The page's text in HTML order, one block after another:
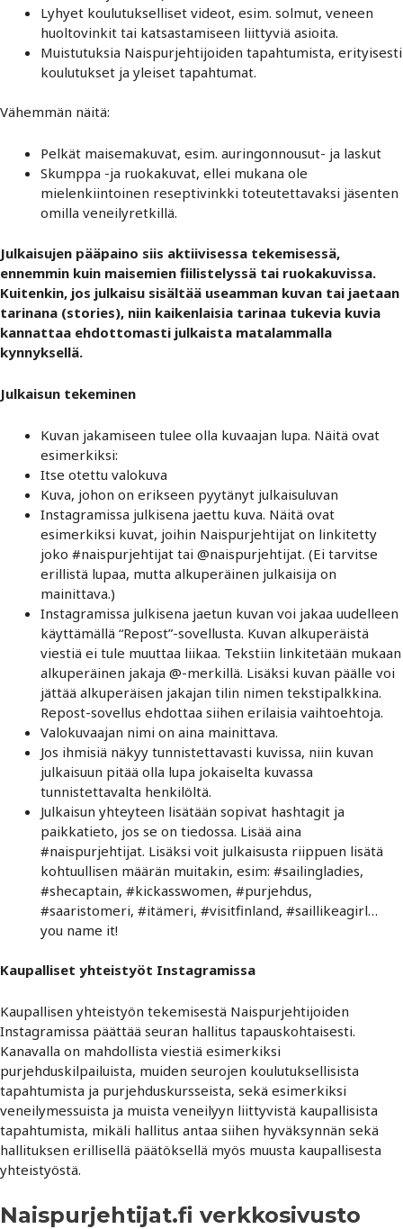
Lyhyet koulutukselliset videot, esim. solmut, veneen
huoltovinkit tai katsastamiseen liittyviä asioita.
Muistutuksia Naispurjehtijoiden tapahtumista, erityisesti
koulutukset ja yleiset tapahtumat.
Vähemmän näitä:
Pelkät maisemakuvat, esim. auringonnousut- ja laskut
Skumppa -ja ruokakuvat, ellei mukana ole
mielenkiintoinen reseptivinkki toteutettavaksi jäsenten
omilla veneilyretkillä.
Julkaisujen pääpaino siis aktiivisessa tekemisessä,
ennemmin kuin maisemien fiilistelyssä tai ruokakuvissa.
Kuitenkin, jos julkaisu sisältää useamman kuvan tai jaetaan
tarinana (stories), niin kaikenlaisia tarinaa tukevia kuvia
kannattaa ehdottomasti julkaista matalammalla
kynnyksellä.
Julkaisun tekeminen
Kuvan jakamiseen tulee olla kuvaajan lupa. Näitä ovat
esimerkiksi:
Itse otettu valokuva
Kuva, johon on erikseen pyytänyt julkaisuluvan
Instagramissa julkisena jaettu kuva. Näitä ovat
esimerkiksi kuvat, joihin Naispurjehtijat on linkitetty
joko #naispurjehtijat tai @naispurjehtijat. (Ei tarvitse
erillistä lupaa, mutta alkuperäinen julkaisija on
mainittava.)
Instagramissa julkisena jaetun kuvan voi jakaa uudelleen
käyttämällä “Repost”-sovellusta. Kuvan alkuperäistä
viestiä ei tule muuttaa liikaa. Tekstiin linkitetään mukaan
alkuperäinen jakaja @-merkillä. Lisäksi kuvan päälle voi
jättää alkuperäisen jakajan tilin nimen tekstipalkkina.
Repost-sovellus ehdottaa siihen erilaisia vaihtoehtoja.
Valokuvaajan nimi on aina mainittava.
Jos ihmisiä näkyy tunnistettavasti kuvissa, niin kuvan
julkaisuun pitää olla lupa jokaiselta kuvassa
tunnistettavalta henkilöltä.
Julkaisun yhteyteen lisätään sopivat hashtagit ja
paikkatieto, jos se on tiedossa. Lisää aina
#naispurjehtijat. Lisäksi voit julkaisusta riippuen lisätä
kohtuullisen määrän muitakin, esim: #sailingladies,
#shecaptain, #kickasswomen, #purjehdus,
#saaristomeri, #itämeri, #visitfinland, #saillikeagirl…
you name it!
Kaupalliset yhteistyöt Instagramissa
Kaupallisen yhteistyön tekemisestä Naispurjehtijoiden
Instagramissa päättää seuran hallitus tapauskohtaisesti.
Kanavalla on mahdollista viestiä esimerkiksi
purjehduskilpailuista, muiden seurojen koulutuksellisista
tapahtumista ja purjehduskursseista, sekä esimerkiksi
veneilymessuista ja muista veneilyyn liittyvistä kaupallisista
tapahtumista, mikäli hallitus antaa siihen hyväksynnän sekä
hallituksen erillisellä päätöksellä myös muusta kaupallisesta
yhteistyöstä.
Naispurjehtijat.fi verkkosivusto